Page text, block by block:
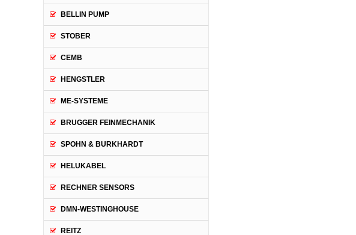
BELLIN PUMP
STOBER
CEMB
HENGSTLER
ME-SYSTEME
BRUGGER FEINMECHANIK
SPOHN & BURKHARDT
HELUKABEL
RECHNER SENSORS
DMN-WESTINGHOUSE
REITZ